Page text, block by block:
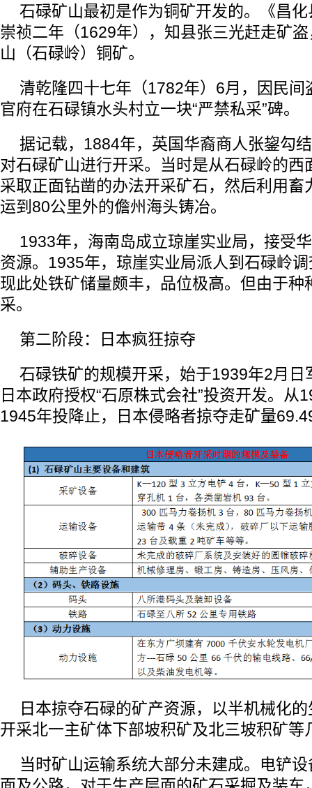
石碌矿山最初是作为铜矿开发的。《昌
崇祯二年（1629年），知县张三光赶走矿
山（石碌岭）铜矿。
清乾隆四十七年（1782年）6月，因民间
官府在石碌镇水头村立一块“严禁私采”碑。
据记载，1884年，英国华裔商人张鋆勾
对石碌矿山进行开采。当时是从石碌岭的西
采取正面钻凿的办法开采矿石，然后利用畜
运到80公里外的儋州海头铸冶。
1933年，海南岛成立琼崖实业局，接受
资源。1935年，琼崖实业局派人到石碌岭
现此处铁矿储量颇丰，品位极高。但由于种
采。
第二阶段：日本疯狂掠夺
石碌铁矿的规模开采，始于1939年2月日
日本政府授权“石原株式会社”投资开发。从
1945年投降止，日本侵略者掠夺走矿量
日本掠夺石碌的矿产资源，以半机械化
开采北一主矿体下部坡积矿及北三坡积矿等
当时矿山运输系统大部分未建成。电铲